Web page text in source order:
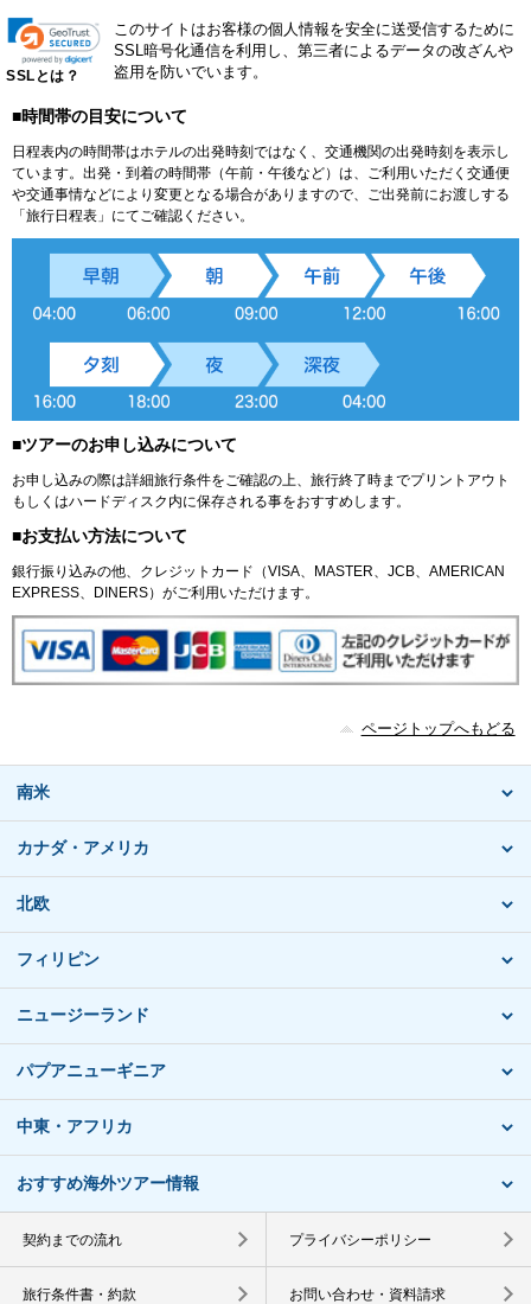
SSLとは？
このサイトはお客様の個人情報を安全に送受信するために
SSL暗号化通信を利用し、第三者によるデータの改ざんや
盗用を防いでいます。
■時間帯の目安について
日程表内の時間帯はホテルの出発時刻ではなく、交通機関の出発時刻を表示し
ています。出発・到着の時間帯（午前・午後など）は、ご利用いただく交通便
や交通事情などにより変更となる場合がありますので、ご出発前にお渡しする
「旅行日程表」にてご確認ください。
■ツアーのお申し込みについて
お申し込みの際は詳細旅行条件をご確認の上、旅行終了時までプリントアウト
もしくはハードディスク内に保存される事をおすすめします。
■お支払い方法について
銀行振り込みの他、クレジットカード（VISA、MASTER、JCB、AMERICAN
EXPRESS、DINERS）がご利用いただけます。
ページトップへもどる
南米
カナダ・アメリカ
北欧
フィリピン
ニュージーランド
パプアニューギニア
中東・アフリカ
おすすめ海外ツアー情報
契約までの流れ プライバシーポリシー
旅行条件書・約款 お問い合わせ・資料請求